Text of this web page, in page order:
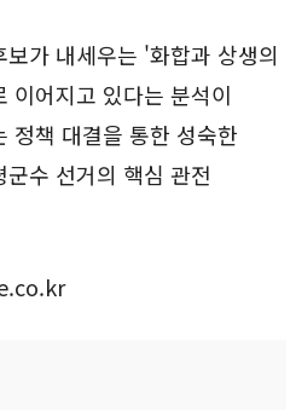
가 내세우는 '화합과 상생의
이어지고 있다는 분석이
정책 대결을 통한 성숙한
수 선거의 핵심 관전